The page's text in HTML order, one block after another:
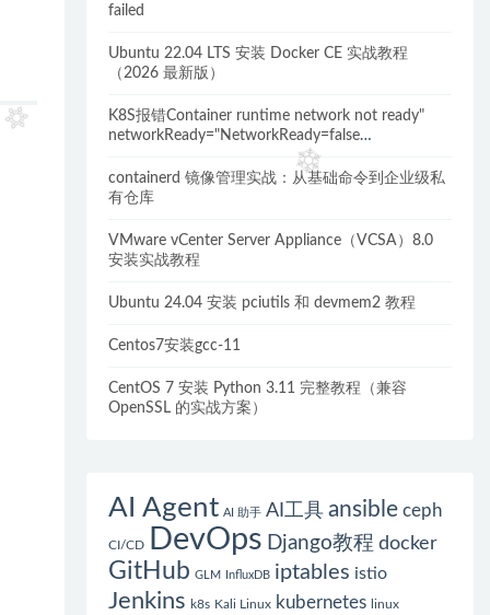
failed
Ubuntu 22.04 LTS 安装 Docker CE 实战教程
（2026 最新版）
K8S报错Container runtime network not ready"
networkReady="NetworkReady=false
reason:NetworkPluginNotReady的解决方案
containerd 镜像管理实战：从基础命令到企业级私
有仓库
VMware vCenter Server Appliance（VCSA）8.0
安装实战教程
Ubuntu 24.04 安装 pciutils 和 devmem2 教程
Centos7安装gcc-11
CentOS 7 安装 Python 3.11 完整教程（兼容
OpenSSL 的实战方案）
AI Agent AI 助手 AI工具 ansible ceph
CI/CD DevOps Django教程 docker
GitHub GLM InfluxDB iptables istio
Jenkins k8s Kali Linux kubernetes linux